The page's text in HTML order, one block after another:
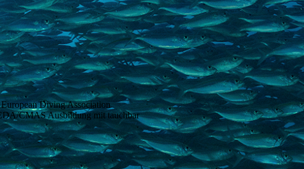
European Diving Association
CMAS Ausbildung mit tauchbar